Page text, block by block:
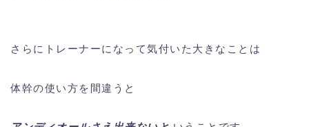
さらにトレーナーになって気付いた大きなことは
体幹の使い方を間違うと